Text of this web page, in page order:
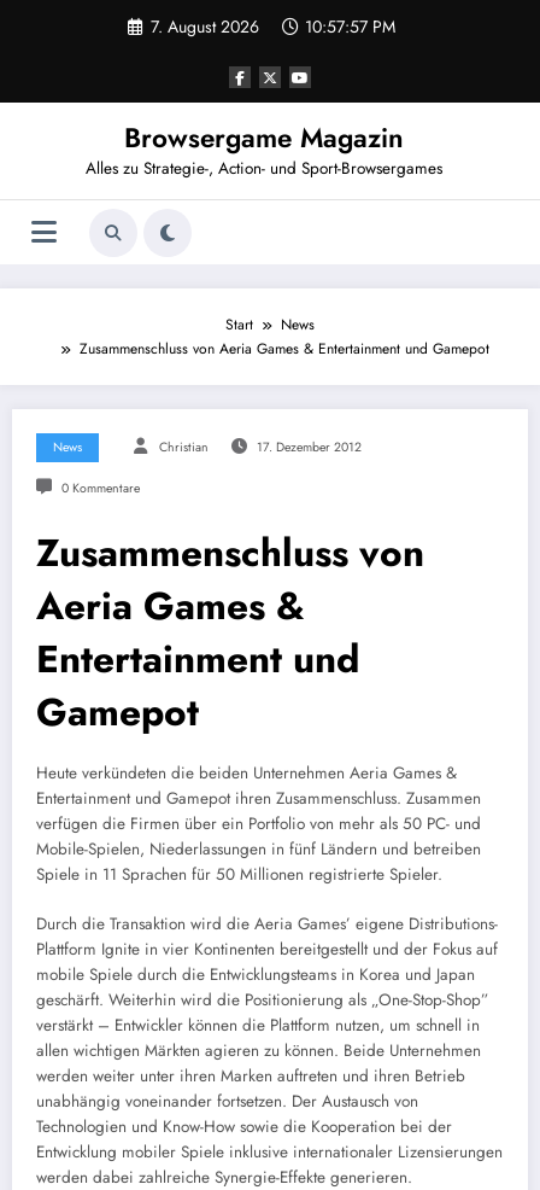
7. August 2026 10:57:57 PM
Browsergame Magazin
Alles zu Strategie-, Action- und Sport-Browsergames
Start
News
Zusammenschluss von Aeria Games & Entertainment und Gamepot
News Christian 17. Dezember 2012
0 Kommentare
Zusammenschluss von
Aeria Games &
Entertainment und
Gamepot
Heute verkündeten die beiden Unternehmen Aeria Games &
Entertainment und Gamepot ihren Zusammenschluss. Zusammen
verfügen die Firmen über ein Portfolio von mehr als 50 PC- und
Mobile-Spielen, Niederlassungen in fünf Ländern und betreiben
Spiele in 11 Sprachen für 50 Millionen registrierte Spieler.
Durch die Transaktion wird die Aeria Games’ eigene Distributions-
Plattform Ignite in vier Kontinenten bereitgestellt und der Fokus auf
mobile Spiele durch die Entwicklungsteams in Korea und Japan
geschärft. Weiterhin wird die Positionierung als „One-Stop-Shop”
verstärkt – Entwickler können die Plattform nutzen, um schnell in
allen wichtigen Märkten agieren zu können. Beide Unternehmen
werden weiter unter ihren Marken auftreten und ihren Betrieb
unabhängig voneinander fortsetzen. Der Austausch von
Technologien und Know-How sowie die Kooperation bei der
Entwicklung mobiler Spiele inklusive internationaler Lizensierungen
werden dabei zahlreiche Synergie-Effekte generieren.